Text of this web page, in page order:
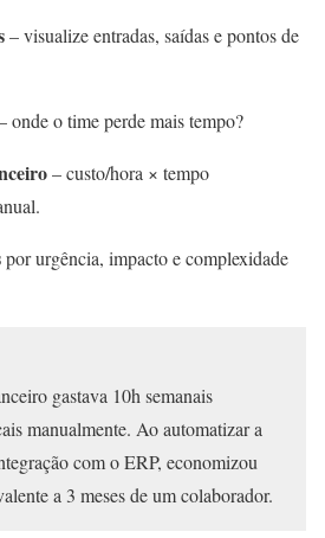
– visualize entradas, saídas e pontos de
onde o time perde mais tempo?
– custo/hora × tempo
por urgência, impacto e complexidade
gastava 10h semanais
manualmente. Ao automatizar a
com o ERP, economizou
a 3 meses de um colaborador.